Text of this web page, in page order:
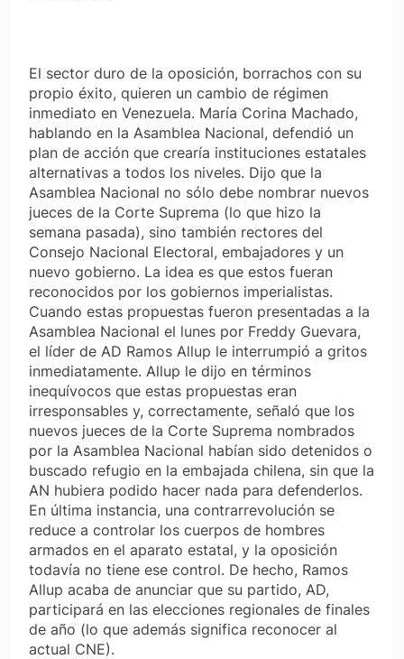
El sector duro de la oposición, borrachos con su
propio éxito, quieren un cambio de régimen
inmediato en Venezuela. María Corina Machado,
hablando en la Asamblea Nacional, defendió un
plan de acción que crearía instituciones estatales
alternativas a todos los niveles. Dijo que la
Asamblea Nacional no sólo debe nombrar nuevos
jueces de la Corte Suprema (lo que hizo la
semana pasada), sino también rectores del
Consejo Nacional Electoral, embajadores y un
nuevo gobierno. La idea es que estos fueran
reconocidos por los gobiernos imperialistas.
Cuando estas propuestas fueron presentadas a la
Asamblea Nacional el lunes por Freddy Guevara,
el líder de AD Ramos Allup le interrumpió a gritos
inmediatamente. Allup le dijo en términos
inequívocos que estas propuestas eran
irresponsables y, correctamente, señaló que los
nuevos jueces de la Corte Suprema nombrados
por la Asamblea Nacional habían sido detenidos o
buscado refugio en la embajada chilena, sin que la
AN hubiera podido hacer nada para defenderlos.
En última instancia, una contrarrevolución se
reduce a controlar los cuerpos de hombres
armados en el aparato estatal, y la oposición
todavía no tiene ese control. De hecho, Ramos
Allup acaba de anunciar que su partido, AD,
participará en las elecciones regionales de finales
de año (lo que además significa reconocer al
actual CNE).